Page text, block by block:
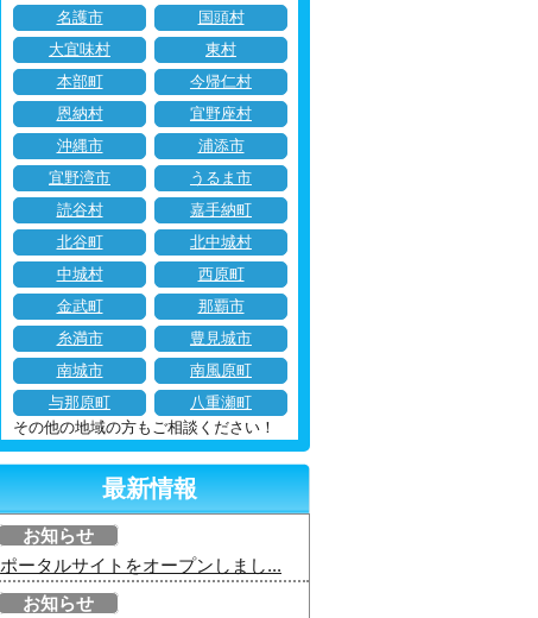
名護市
国頭村
大宜味村
東村
本部町
今帰仁村
恩納村
宜野座村
沖縄市
浦添市
宜野湾市
うるま市
読谷村
嘉手納町
北谷町
北中城村
中城村
西原町
金武町
那覇市
糸満市
豊見城市
南城市
南風原町
与那原町
八重瀬町
その他の地域の方もご相談ください！
最新情報
お知らせ
ポータルサイトをオープンしまし...
お知らせ